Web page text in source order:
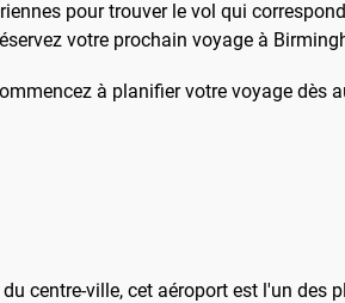
pour trouver le vol qui
votre prochain voyage à
à planifier votre voyage dès
centre-ville, cet aéroport est l'un des